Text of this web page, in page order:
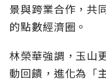
景與跨業合作，共
的點數經濟圈。
林榮華強調，玉山
動回饋，進化為「